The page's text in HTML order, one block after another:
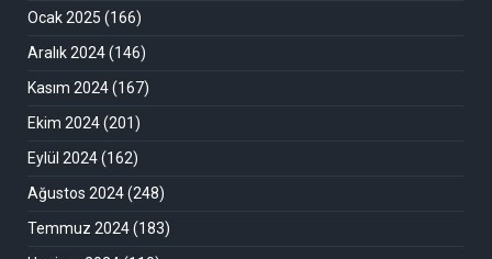
Ocak 2025 (166)
Aralık 2024(146)
Kasım 2024(167)
Ekim 2024(201)
Eylül 2024(162)
Ağustos 2024(248)
Temmuz 2024(183)